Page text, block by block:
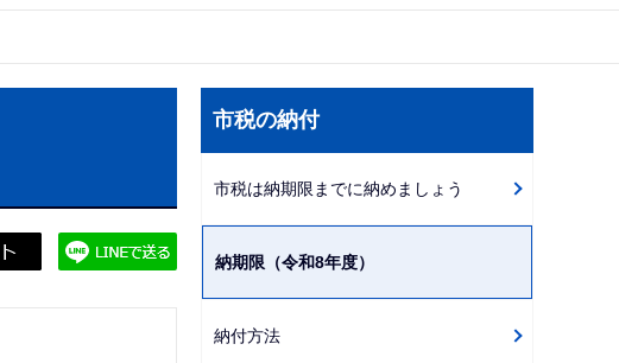
ー
シ
ョ
市税の納付
市税は納期限までに納めましょう
納期限（令和8年度）
納付方法